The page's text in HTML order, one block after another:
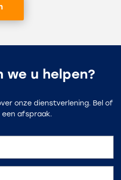
we u helpen?
onze dienstverlening. Bel of
een afspraak.